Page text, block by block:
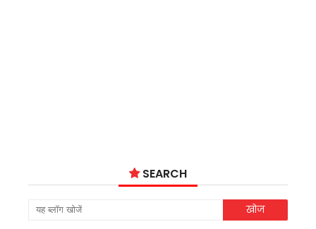
SEARCH